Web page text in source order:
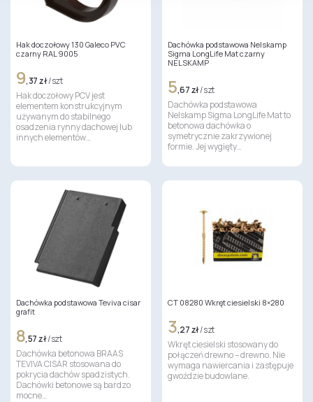
Hak doczołowy 130 Galeco PVC
czarny RAL 9005
9,37 zł/ szt
Hak doczołowy PCV jest
elementem konstrukcyjnym
używanym do stabilnego
osadzenia rynny dachowej lub
innych elementów…
Dachówka podstawowa Nelskamp
Sigma LongLife Mat czarny
NELSKAMP
5,67 zł/ szt
Dachówka podstawowa
Nelskamp Sigma LongLife Mat to
betonowa dachówka o
symetrycznie zakrzywionej
formie. Jej wygięty…
Dachówka podstawowa Teviva cisar
grafit
8,57 zł/ szt
Dachówka betonowa BRAAS
TEVIVA CISAR stosowana do
pokrycia dachów spadzistych.
Dachówki betonowe są bardzo
mocne…
CT 08280 Wkręt ciesielski 8×280
3,27 zł/ szt
Wkręt ciesielski stosowany do
połączeń drewno – drewno. Nie
wymaga nawiercania i zastępuje
gwoździe budowlane.